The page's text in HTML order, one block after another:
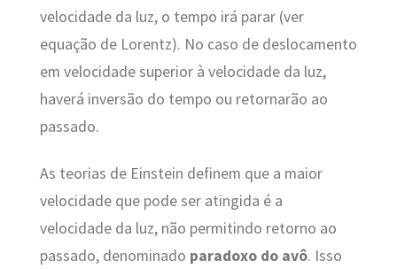
velocidade da luz, o tempo irá parar (ver
equação de Lorentz). No caso de deslocamento
em velocidade superior à velocidade da luz,
haverá inversão do tempo ou retornarão ao
passado.
As teorias de Einstein definem que a maior
velocidade que pode ser atingida é a
velocidade da luz, não permitindo retorno ao
passado, denominado paradoxo do avô. Isso